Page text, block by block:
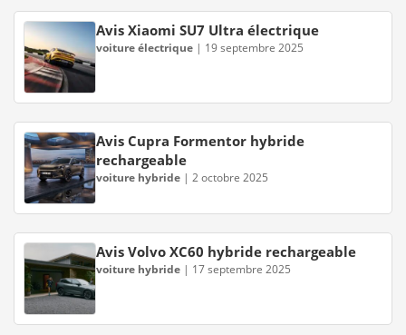
Avis Xiaomi SU7 Ultra électrique
voiture électrique | 19 septembre 2025
Avis Cupra Formentor hybride
rechargeable
voiture hybride | 2 octobre 2025
Avis Volvo XC60 hybride rechargeable
voiture hybride | 17 septembre 2025